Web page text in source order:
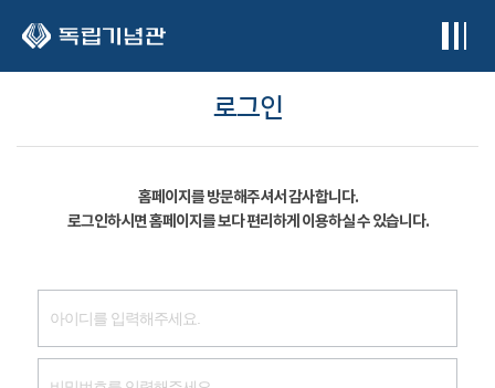
로그인
홈페이지를 방문해주셔서 감사합니다.
로그인하시면 홈페이지를 보다 편리하게 이용하실 수 있습니다.